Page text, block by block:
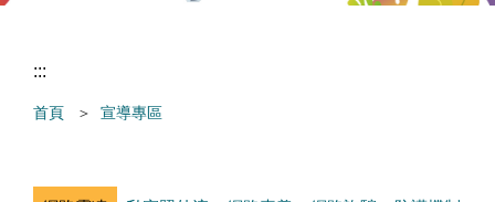
:::
首頁 宣導專區